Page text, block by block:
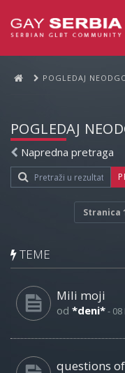
POGLEDAJ
POGLEDAJ
Napredna pretraga
Stranica
TEME
Mili moji
od *deni*- 08
questions